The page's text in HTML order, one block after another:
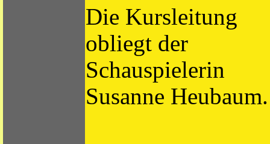
Die Kursleitung
obliegt der
Schauspielerin
Susanne Heubaum.